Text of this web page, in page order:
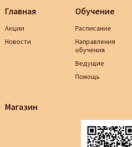
Главная
Акции
Новости
Обучение
Расписание
Направления
обучения
Ведущие
Помощь
Магазин